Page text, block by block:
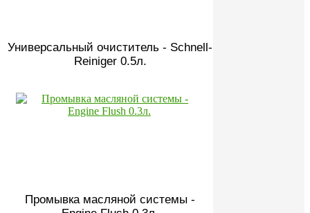
Универсальный очиститель - Schnell-
Reiniger 0.5л.
Промывка масляной системы -